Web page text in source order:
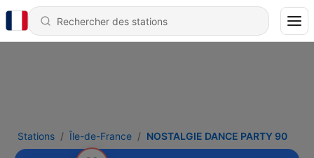
Stations Île-de-France NOSTALGIE DANCE PARTY 90